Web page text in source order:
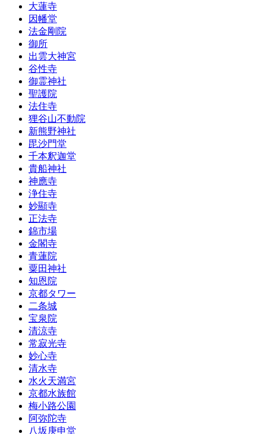
大蓮寺
因幡堂
法金剛院
御所
出雲大神宮
谷性寺
御霊神社
聖護院
法住寺
狸谷山不動院
新熊野神社
毘沙門堂
千本釈迦堂
貴船神社
神應寺
浄住寺
妙顯寺
正法寺
錦市場
金閣寺
青蓮院
粟田神社
知恩院
京都タワー
二条城
宝泉院
清涼寺
常寂光寺
妙心寺
清水寺
水火天満宮
京都水族館
梅小路公園
阿弥陀寺
八坂庚申堂